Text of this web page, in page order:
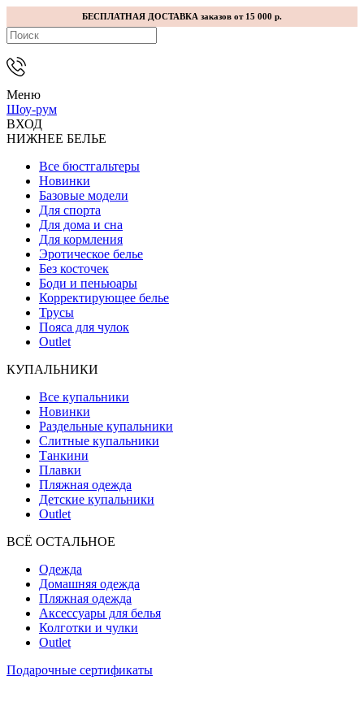
БЕСПЛАТНАЯ ДОСТАВКА заказов от 15 000 р.
Меню
Шоу-рум
ВХОД
НИЖНЕЕ БЕЛЬЕ
Все бюстгальтеры
Новинки
Базовые модели
Для спорта
Для дома и сна
Для кормления
Эротическое белье
Без косточек
Боди и пеньюары
Корректирующее белье
Трусы
Пояса для чулок
Outlet
КУПАЛЬНИКИ
Все купальники
Новинки
Раздельные купальники
Слитные купальники
Танкини
Плавки
Пляжная одежда
Детские купальники
Outlet
ВCЁ ОСТАЛЬНОЕ
Одежда
Домашняя одежда
Пляжная одежда
Аксессуары для белья
Колготки и чулки
Outlet
Подарочные сертификаты